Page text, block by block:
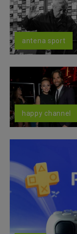
antena sport
happy channel